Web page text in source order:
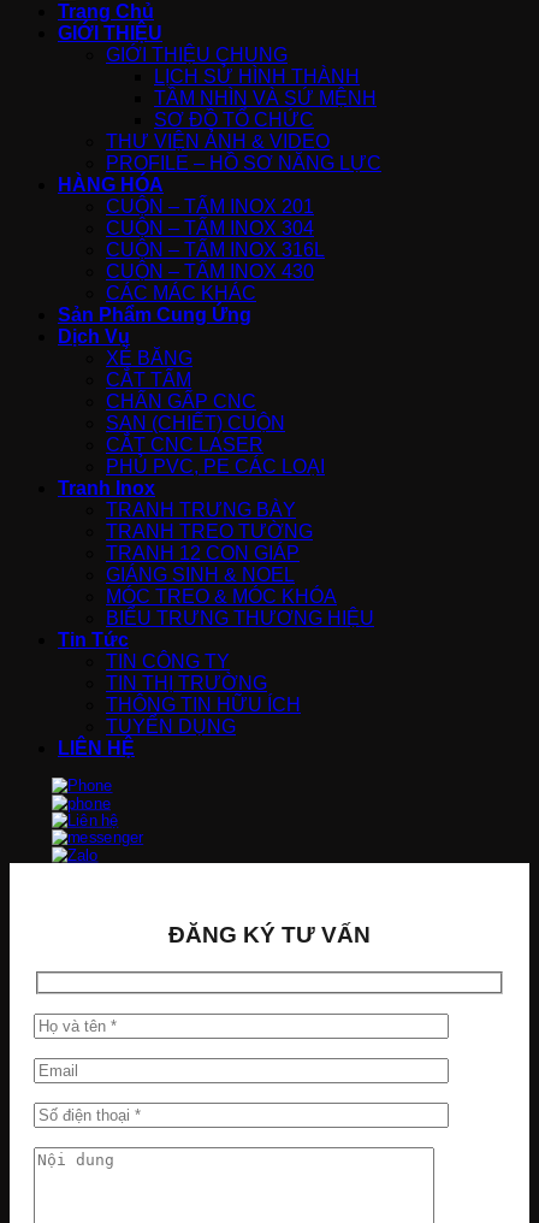
Trang Chủ
GIỚI THIỆU
GIỚI THIỆU CHUNG
LỊCH SỬ HÌNH THÀNH
TẦM NHÌN VÀ SỨ MỆNH
SƠ ĐỒ TỔ CHỨC
THƯ VIỆN ẢNH & VIDEO
PROFILE – HỒ SƠ NĂNG LỰC
HÀNG HÓA
CUỘN – TẤM INOX 201
CUỘN – TẤM INOX 304
CUỘN – TẤM INOX 316L
CUỘN – TẤM INOX 430
CÁC MÁC KHÁC
Sản Phẩm Cung Ứng
Dịch Vụ
XẺ BĂNG
CẮT TẤM
CHẤN GẤP CNC
SAN (CHIẾT) CUỘN
CẮT CNC LASER
PHỦ PVC, PE CÁC LOẠI
Tranh Inox
TRANH TRƯNG BÀY
TRANH TREO TƯỜNG
TRANH 12 CON GIÁP
GIÁNG SINH & NOEL
MÓC TREO & MÓC KHÓA
BIỂU TRƯNG THƯƠNG HIỆU
Tin Tức
TIN CÔNG TY
TIN THỊ TRƯỜNG
THÔNG TIN HỮU ÍCH
TUYỂN DỤNG
LIÊN HỆ
ĐĂNG KÝ TƯ VẤN